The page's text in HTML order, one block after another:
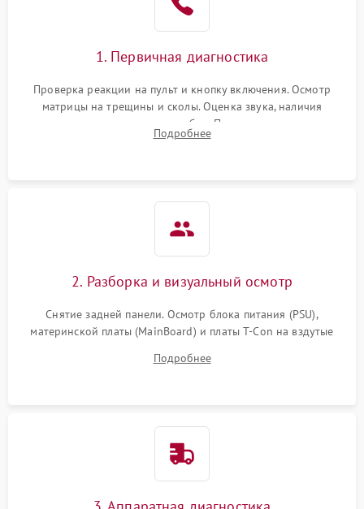
1. Первичная диагностика
Проверка реакции на пульт и кнопку включения. Осмотр
матрицы на трещины и сколы. Оценка звука, наличия
подсветки и индикаторов ошибок. Подключение тестовых
источников сигнала для выявления симптомов поломки.
Подробнее
2. Разборка и визуальный осмотр
Снятие задней панели. Осмотр блока питания (PSU),
материнской платы (MainBoard) и платы T-Con на вздутые
Проверка надежности фиксации и целостности шлейфов.
Подробнее